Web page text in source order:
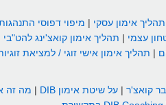
תהליך אימון עסקי | מיפוי דפוסי
עצמי | תהליך אימון קואצ'ינג להט"בי
| תהליך אימון אישי זוגי / למציאת
קואצ'ר |על שיטת אימון DIB | מה זה